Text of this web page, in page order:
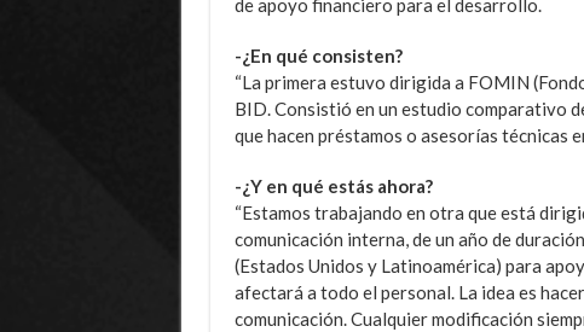
-¿En qué consisten?
“La primera estuvo dirigida a FOMIN
BID. Consistió en un estudio comparativo
que hacen préstamos o asesorías técnicas
-¿Y en qué estás ahora?
“Estamos trabajando en otra que está
comunicación interna, de un año de
(Estados Unidos y Latinoamérica) para
afectará a todo el personal. La idea es
comunicación. Cualquier modificación